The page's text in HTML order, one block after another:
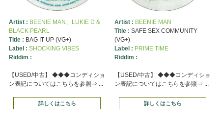
Artist : BEENIE MAN、LUKIE D &
BLACK PEARL
Title : BAG IT UP (VG+)
Label : SHOCKING VIBES
Riddim :
【USED/中古】 ◆◆◆コンディショ
ン表記についてはこちらを参照⇒ ...
詳しくはこちら
Artist : BEENIE MAN
Title : SAFE SEX COMMUNITY
(VG+)
Label : PRIME TIME
Riddim :
【USED/中古】 ◆◆◆コンディショ
ン表記についてはこちらを参照⇒ ...
詳しくはこちら